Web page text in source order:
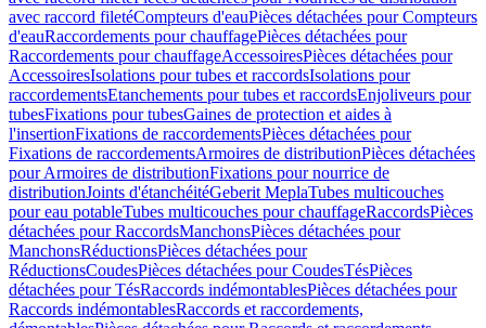
avec raccord filetéCompteurs d'eauPièces détachées pour Compteurs
d'eauRaccordements pour chauffagePièces détachées pour
Raccordements pour chauffageAccessoiresPièces détachées pour
AccessoiresIsolations pour tubes et raccordsIsolations pour
raccordementsEtanchements pour tubes et raccordsEnjoliveurs pour
tubesFixations pour tubesGaines de protection et aides à
l'insertionFixations de raccordementsPièces détachées pour
Fixations de raccordementsArmoires de distributionPièces détachées
pour Armoires de distributionFixations pour nourrice de
distributionJoints d'étanchéitéGeberit MeplaTubes multicouches
pour eau potableTubes multicouches pour chauffageRaccordsPièces
détachées pour RaccordsManchonsPièces détachées pour
ManchonsRéductionsPièces détachées pour
RéductionsCoudesPièces détachées pour CoudesTésPièces
détachées pour TésRaccords indémontablesPièces détachées pour
Raccords indémontablesRaccords et raccordements,